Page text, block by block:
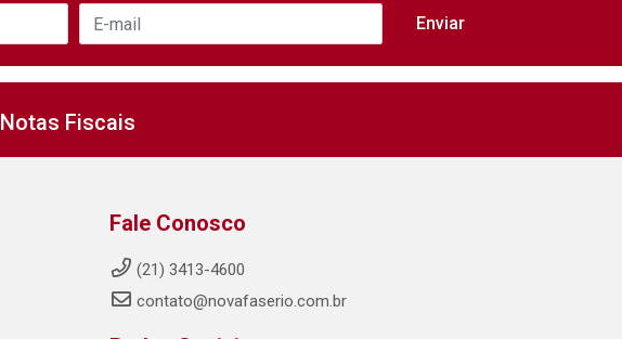
Notas Fiscais
Fale Conosco
(21) 3413-4600
contato@novafaserio.com.br